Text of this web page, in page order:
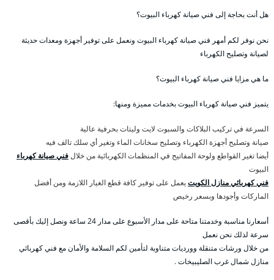
هل أنت بحاجة إلى فني صيانة كهرباء البيوت؟
نحن نوفر لكم أمهر فني صيانة كهرباء البيوت ونعمل على توفير أجهزة ومعدات حديثة
لصيانة وتصليح الكهرباء
ما هي مزايا فني صيانة كهرباء البيوت؟
يتميز فني صيانة كهرباء البيوت بخدمات مميزة ومنها:
السرعة في تركيب البلاكات والسبوت لايت وليتات بحرفية عالية
صيانة وتصليح أجهزة الكهرباء وتصليح سخانات الماء وتغير أي سلك تالف فيه
أيضا تغير القواطع ولوحة المفاتيح في المنظمات الكهربائية من خلالفني صيانة كهرباء
البيوت
فني كهربائي منازل الكويتيعمل على توفير كافة قطع الغيار اللازمة ومن أفضل
الماركات وأجودها وبسعر رخيص
أسعارنا مناسبة وخدمتنا متاحة على مدار الأسبوع على مدار 24 ساعة ونصل إليك بأقصى
سرعة لذلك نحن نعمل
من خلال ورشات متنقلة وورديات متناوبة لتأمين لكم السلامة والأمان مع فني كهربائي
منازل شمال غرب الصليبيخات .